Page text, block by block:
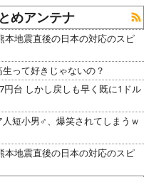
めアンテナ
本地震直後の日本の対応のスピ
って好きじゃないの？
円台 しかし戻しも早く既に1ドル
短小男♂、爆笑されてしまうｗ
本地震直後の日本の対応のスピ